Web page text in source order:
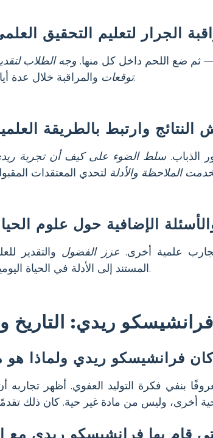
الجرار لتعليم التحقيق
ضع اللحم داخل كل منها. وجه الطلاب
توقعاتوالمراقبة خلال عدة أيام.
النتائج وارتبط بالطريقة
الذباب. سلط الضوء على كيف أن تجربة
الملاحظة والأدلة
الإضافية حول علوم
علمية أخرى. عزز الفضول والتقدير
المستند إلى الأدلة في الحياة اليومية.
ريدي: التاريخ
فرانشيسكو ريدي ولماذا هو
بنفي فكرة التوليد العفوي. أظهر تجاربه
قام بها فرانشيسكو ريدي مع